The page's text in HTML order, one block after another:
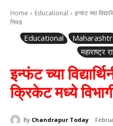
Home Educational
इन्फंट च्या
निवड
Educational
महाराष्ट्र
इन्फंट च्या
क्रिकेट मध्ये
By Chandrapur Today